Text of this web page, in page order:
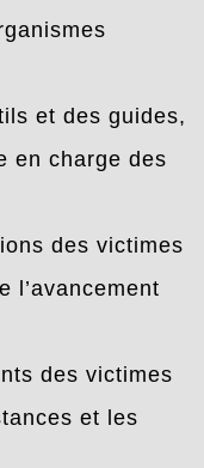
et des guides,
en charge des
des victimes
l’avancement
des victimes
et les